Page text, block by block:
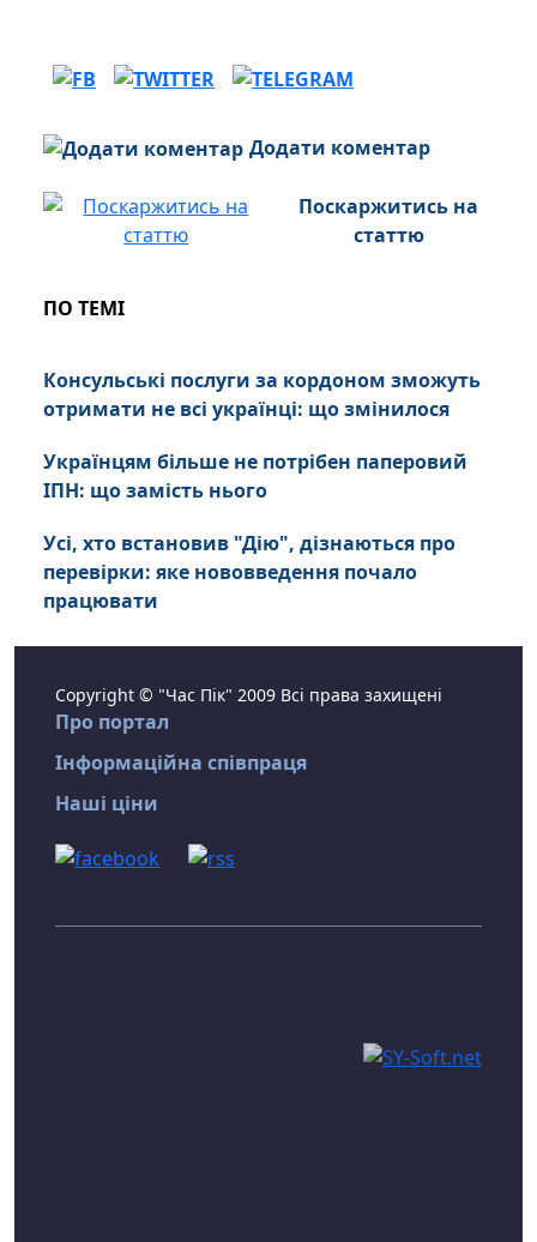
Додати коментар
Поскаржитись на
статтю
ПО ТЕМІ
Консульські послуги за кордоном зможуть
отримати не всі українці: що змінилося
Українцям більше не потрібен паперовий
ІПН: що замість нього
Усі, хто встановив "Дiю", дізнаються про
перевірки: яке нововведення почало
працювати
Copyright © "Час Пік" 2009 Всі права захищені
Про портал
Інформаційна співпраця
Наші ціни